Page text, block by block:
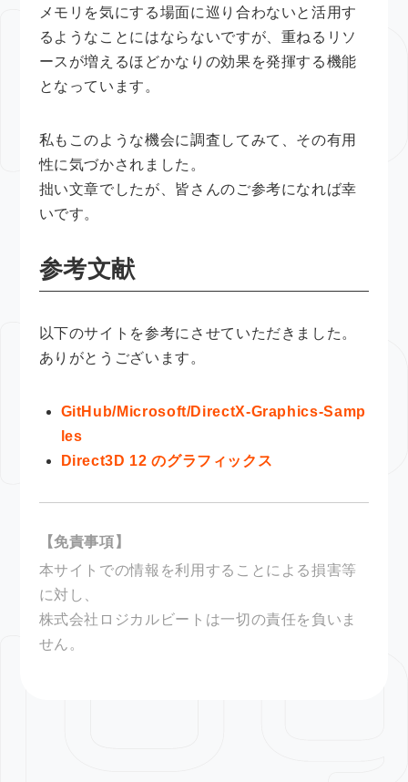
メモリを気にする場面に巡り合わないと活用す
るようなことにはならないですが、重ねるリソ
ースが増えるほどかなりの効果を発揮する機能
となっています。
私もこのような機会に調査してみて、その有用
性に気づかされました。
拙い文章でしたが、皆さんのご参考になれば幸
いです。
参考文献
以下のサイトを参考にさせていただきました。
ありがとうございます。
GitHub/Microsoft/DirectX-Graphics-Samp
les
Direct3D 12 のグラフィックス
【免責事項】
本サイトでの情報を利用することによる損害等
に対し、
株式会社ロジカルビートは一切の責任を負いま
せん。